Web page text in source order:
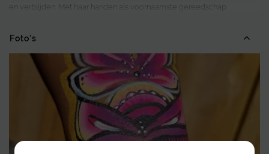
en verblijden. Met haar handen als voornaamste gereedschap
Alleen hoogwaardige, huidvriendelijke producten worden gebruikt
Klanten van alle leeftijden verlaten haar stoel stralend, trots op
prachtige gezicht- en lichaamskunst vol creativiteit en kleur. Of het nu
gaat om evenementen, feesten of speciale gelegenheden, de Face
and Body paint diensten garanderen een onvergetelijke en visueel
indrukwekkende ervaring.
Foto's